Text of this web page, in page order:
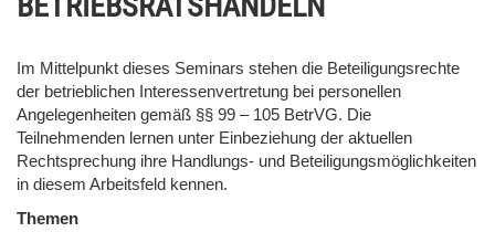
Im Mittelpunkt dieses Seminars stehen die Beteiligungsrechte
der betrieblichen Interessenvertretung bei personellen
Angelegenheiten gemäß §§ 99 – 105 BetrVG. Die
Teilnehmenden lernen unter Einbeziehung der aktuellen
Rechtsprechung ihre Handlungs- und Beteiligungsmöglichkeiten
in diesem Arbeitsfeld kennen.
Themen